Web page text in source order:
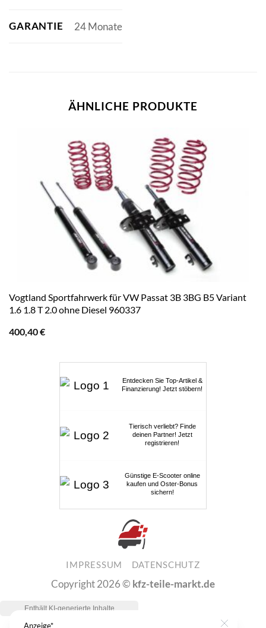
GARANTIE 24 Monate
ÄHNLICHE PRODUKTE
Vogtland Sportfahrwerk für VW Passat 3B 3BG B5 Variant
1.6 1.8 T 2.0 ohne Diesel 960337
400,40€
Entdecken Sie Top-Artikel &
Finanzierung! Jetzt stöbern!
Tierisch verliebt? Finde
deinen Partner! Jetzt
registrieren!
Günstige E-Scooter online
kaufen und Oster-Bonus
sichern!
IMPRESSUM DATENSCHUTZ
Copyright 2026 © kfz-teile-markt.de
Anzeige*